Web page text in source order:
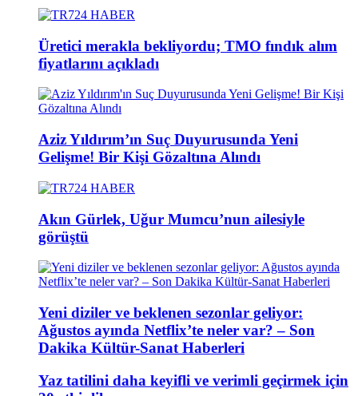
Üretici merakla bekliyordu; TMO fındık alım
fiyatlarını açıkladı
Aziz Yıldırım’ın Suç Duyurusunda Yeni
Gelişme! Bir Kişi Gözaltına Alındı
Akın Gürlek, Uğur Mumcu’nun ailesiyle
görüştü
Yeni diziler ve beklenen sezonlar geliyor:
Ağustos ayında Netflix’te neler var? – Son
Dakika Kültür-Sanat Haberleri
Yaz tatilini daha keyifli ve verimli geçirmek için